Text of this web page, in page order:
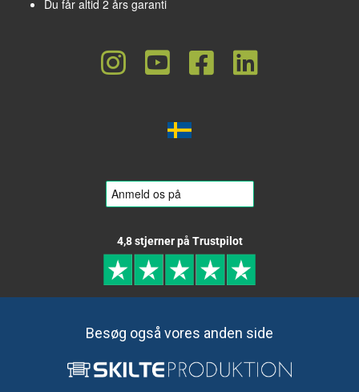
Du får altid 2 års garanti
4,8 stjerner på Trustpilot
Besøg også vores anden side